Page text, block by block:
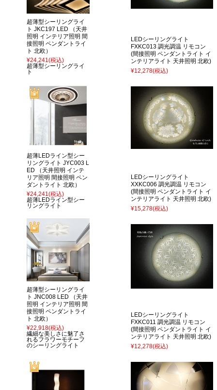
LEDシーリングライト
FXKC013 調光調温 リモコン
(間接照明 ペンダントライト イ
ンテリアライト 天井照明 北欧)
¥12,278(税込)
LEDシーリングライト
XXKC006 調光調温 リモコン
(間接照明 ペンダントライト イ
ンテリアライト 天井照明 北欧)
¥15,278(税込)
LEDシーリングライト
FXKC011 調光調温 リモコン
(間接照明 ペンダントライト イ
ンテリアライト 天井照明 北欧)
¥12,278(税込)
超薄型シーリングライ
ト JKC197 LED （天井
照明 インテリア照明 間
接照明 ペンダントライ
ト 北欧）
¥24,241(税込)
超薄型シーリングライ
ト
超薄LEDライン型シー
リングライト JYC003 L
ED （天井照明 インテ
リア照明 間接照明 ペン
ダントライト 北欧）
¥24,241(税込)
超薄LEDライン型シー
リングライト
超薄型シーリングライ
ト JNC008 LED （天井
照明 インテリア照明 間
接照明 ペンダントライ
ト 北欧）
¥22,918(税込)
繊細な美しさに魅了さ
れるフラワーモチーフ
のシーリングライト